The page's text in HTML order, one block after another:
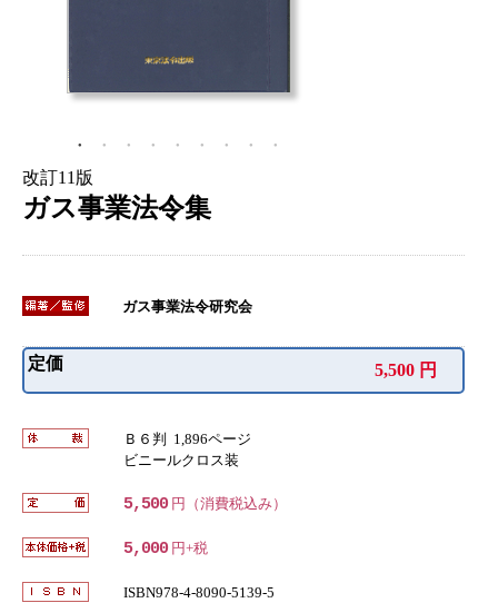
改訂11版
ガス事業法令集
ガス事業法令研究会
定価 5,500 円
Ｂ６判 1,896ページ
ビニールクロス装
5,500 円（消費税込み）
5,000 円+税
ISBN978-4-8090-5139-5